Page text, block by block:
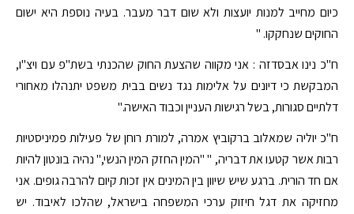
כיום מחייב למנות יועצות ולא שום דבר מעבר. בעיה נוספת היא ישום
החוקים שנחקקו. "
ח"כ נינו אבסדזה : אני מקווה שהצעת החוק שהכנתי בשת"פ עם ויצ"ו,
המבקשת כי דיונים על אלימות נגד נשים בבית משפט יתנהלו מאחורי
דלתיים סגורות, בשל רגישות העניין וכבוד האישה."
ח"כ יוליה שמאלוב ברקוביץ אמרה, למורת רוחן של פעילות פמיניסטיות
רבות אשר קטעו את דבריה, " "המין החזק המין הנשי," נהיה בונטון להיות
אם חד הורית. ברגע שיש שיוון בין המינים אין זכות קיום להרבה גופים. אני
מחזיקה את דגל חיזוק ערכי המשפחה בישראל, שהלכו לאיבוד. יש